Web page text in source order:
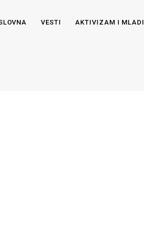
VESTI AKTIVIZAM I MLADI